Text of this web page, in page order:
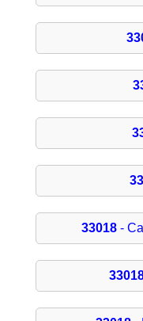
33018 -